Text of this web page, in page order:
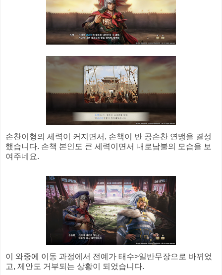
손찬이형의 세력이 커지면서, 손책이 반 공손찬 연맹을 결성
했습니다. 손책 본인도 큰 세력이면서 내로남불의 모습을 보
여주네요.
이 와중에 이동 과정에서 전예가 태수>일반무장으로 바뀌었
고, 제안도 거부되는 상황이 되었습니다.